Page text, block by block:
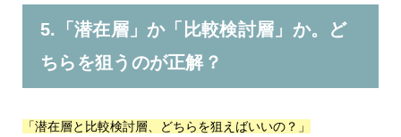
5.「潜在層」か「比較検討層」か。ど
ちらを狙うのが正解？
「潜在層と比較検討層、どちらを狙えばいいの？」